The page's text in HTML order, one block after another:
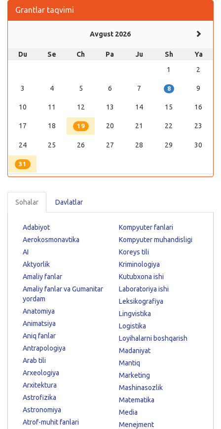
Grantlar taqvimi
Avgust 2026
Du Se Ch Pa Ju Sh
Ya
1
2
3 4 5 6 7 8 9
10 11 12 13 14 15 16
17 18 19 20 21 22 23
24 25 26 27 28 29 30
31
Sohalar Davlatlar
Adabiyot
Aerokosmonavtika
AI
Aktyorlik
Amaliy fanlar
Amaliy fanlar va Gumanitar
yordam
Anatomiya
Animatsiya
Aniq fanlar
Antrapologiya
Arab tili
Arxeologiya
Arxitektura
Astrofizika
Astronomiya
Atrof-muhit fanlari
Kompyuter fanlari
Kompyuter muhandisligi
Koreys tili
Kriminologiya
Kutubxona ishi
Laboratoriya ishi
Leksikografiya
Lingvistika
Logistika
Loyihalarni boshqarish
Madaniyat
Mantiq
Marketing
Mashinasozlik
Matematika
Media
Menejment